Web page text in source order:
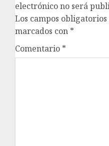
electrónico no será
Los campos obligatorios
marcados con *
Comentario *